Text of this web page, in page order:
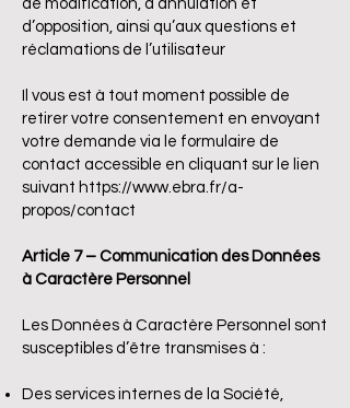
de modification, d’annulation et
d’opposition, ainsi qu’aux questions et
réclamations de l’utilisateur
Il vous est à tout moment possible de
retirer votre consentement en envoyant
votre demande via le formulaire de
contact accessible en cliquant sur le lien
suivant https://www.ebra.fr/a-
propos/contact
Article 7 – Communication des Données
à Caractère Personnel
Les Données à Caractère Personnel sont
susceptibles d’être transmises à :
Des services internes de la Société,